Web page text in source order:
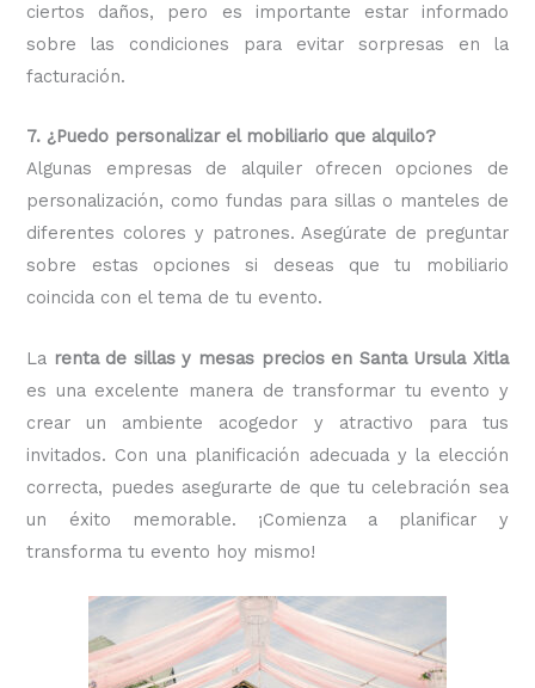
ciertos daños, pero es importante estar informado
sobre las condiciones para evitar sorpresas en la
facturación.
7. ¿Puedo personalizar el mobiliario que alquilo?
Algunas empresas de alquiler ofrecen opciones de
personalización, como fundas para sillas o manteles de
diferentes colores y patrones. Asegúrate de preguntar
sobre estas opciones si deseas que tu mobiliario
coincida con el tema de tu evento.
La renta de sillas y mesas precios en Santa Ursula Xitla
es una excelente manera de transformar tu evento y
crear un ambiente acogedor y atractivo para tus
invitados. Con una planificación adecuada y la elección
correcta, puedes asegurarte de que tu celebración sea
un éxito memorable. ¡Comienza a planificar y
transforma tu evento hoy mismo!